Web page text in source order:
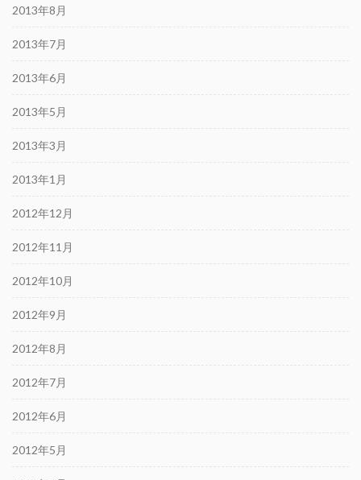
2013年8月
2013年7月
2013年6月
2013年5月
2013年3月
2013年1月
2012年12月
2012年11月
2012年10月
2012年9月
2012年8月
2012年7月
2012年6月
2012年5月